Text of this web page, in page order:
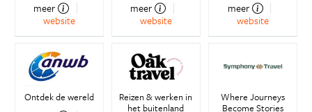
meer
website
meer
website
meer
website
Ontdek de wereld
Reizen & werken in
het buitenland
Where Journeys
Become Stories